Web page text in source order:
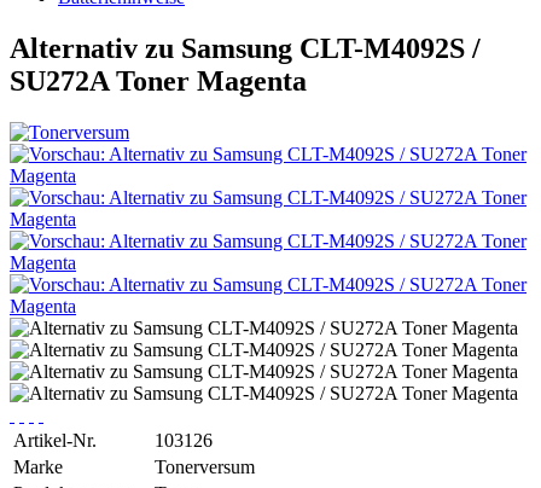
Alternativ zu Samsung CLT-M4092S /
SU272A Toner Magenta
Artikel-Nr.
103126
Marke
Tonerversum